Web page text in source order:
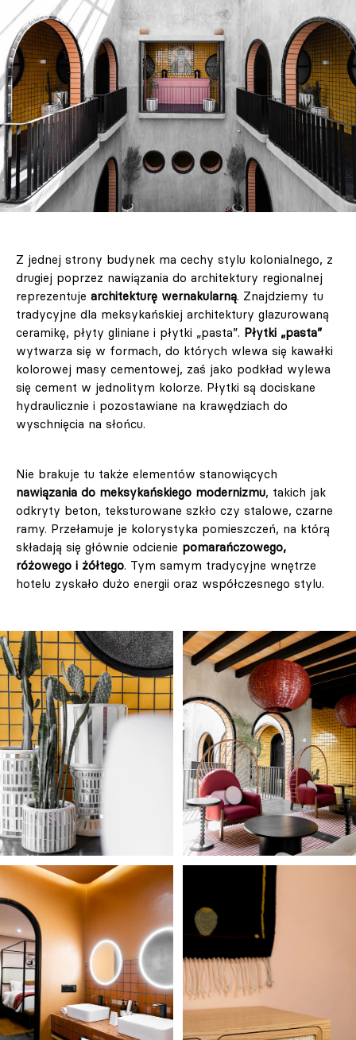
Z jednej strony budynek ma cechy stylu kolonialnego, z
drugiej poprzez nawiązania do architektury regionalnej
reprezentuje architekturę wernakularną. Znajdziemy tu
tradycyjne dla meksykańskiej architektury glazurowaną
ceramikę, płyty gliniane i płytki „pasta”. Płytki „pasta”
wytwarza się w formach, do których wlewa się kawałki
kolorowej masy cementowej, zaś jako podkład wylewa
się cement w jednolitym kolorze. Płytki są dociskane
hydraulicznie i pozostawiane na krawędziach do
wyschnięcia na słońcu.
Nie brakuje tu także elementów stanowiących
nawiązania do meksykańskiego modernizmu, takich jak
odkryty beton, teksturowane szkło czy stalowe, czarne
ramy. Przełamuje je kolorystyka pomieszczeń, na którą
składają się głównie odcienie pomarańczowego,
różowego i żółtego. Tym samym tradycyjne wnętrze
hotelu zyskało dużo energii oraz współczesnego stylu.